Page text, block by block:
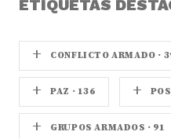
ETIQUETAS
+ CONFLICTO ARMADO ·
+ PAZ · 136 +
+ GRUPOS ARMADOS · 91